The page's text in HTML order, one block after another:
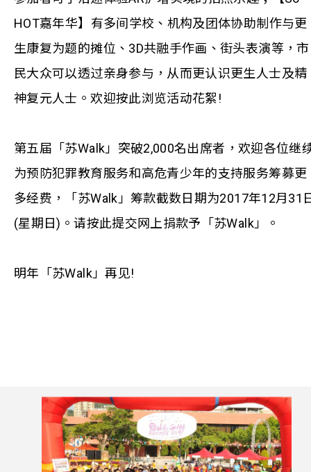
HOT嘉年华】有多间学校、机构及团体协助制作与更
生康复为题的摊位、3D共融手作画、街头表演等，市
民大众可以透过亲身参与，从而更认识更生人士及精
神复元人士。欢迎按此浏览活动花絮!
第五届「苏Walk」突破2,000名出席者，欢迎各位继
为预防犯罪教育服务和高危青少年的支持服务筹募更
多经费，「苏Walk」筹款截数日期为2017年12月31
(星期日)。请按此提交网上捐款予「苏Walk」。
明年「苏Walk」再见!